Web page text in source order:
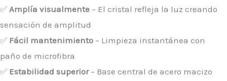
✅ Amplía visualmente – El cristal refleja la luz creando
sensación de amplitud
✅ Fácil mantenimiento – Limpieza instantánea con
paño de microfibra
✅ Estabilidad superior– Base central de acero macizo